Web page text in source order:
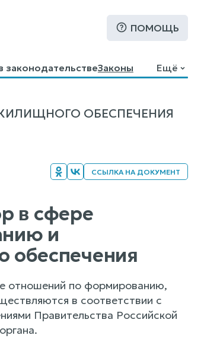
ПОМОЩЬ
законодательствеЗаконы
Ещё
ОБЕСПЕЧЕНИЯ
ССЫЛКА НА ДОКУМЕНТ
в сфере
и
обеспечения
отношений по формированию,
в соответствии с
Правительства Российской